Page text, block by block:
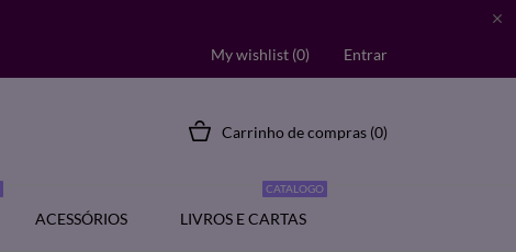

My wishlist (0) Entrar
Carrinho de compras (0)
ACESSÓRIOS LIVROS E CARTAS
CATALOGO